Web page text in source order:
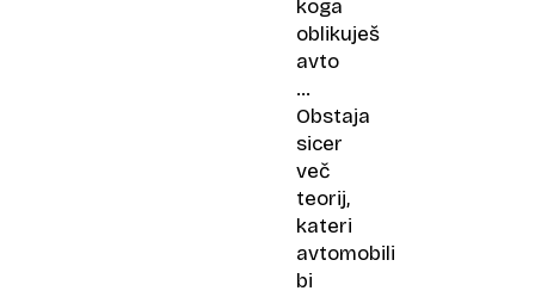
koga
oblikuješ
avto
…
Obstaja
sicer
več
teorij,
kateri
avtomobili
bi